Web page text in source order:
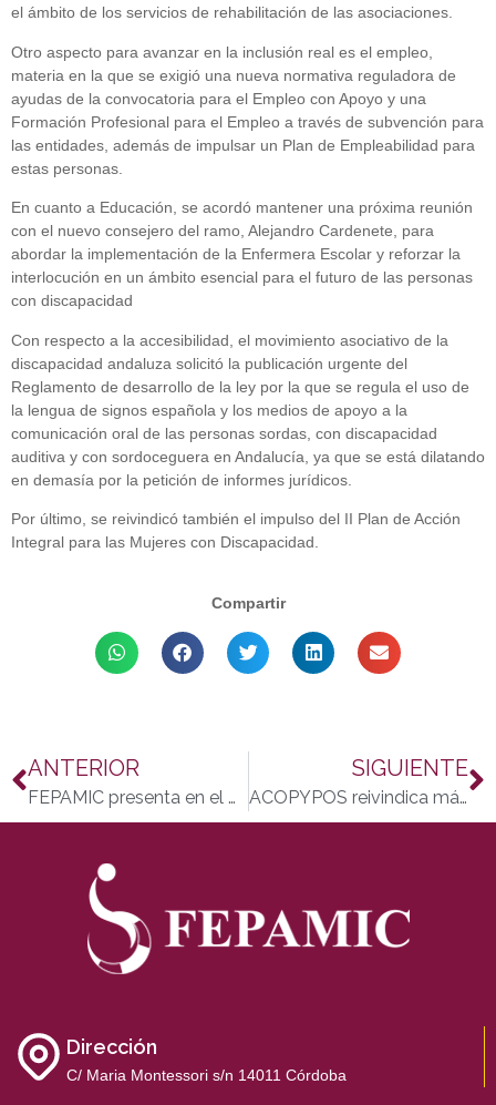
el ámbito de los servicios de rehabilitación de las asociaciones.
Otro aspecto para avanzar en la inclusión real es el empleo,
materia en la que se exigió una nueva normativa reguladora de
ayudas de la convocatoria para el Empleo con Apoyo y una
Formación Profesional para el Empleo a través de subvención para
las entidades, además de impulsar un Plan de Empleabilidad para
estas personas.
En cuanto a Educación, se acordó mantener una próxima reunión
con el nuevo consejero del ramo, Alejandro Cardenete, para
abordar la implementación de la Enfermera Escolar y reforzar la
interlocución en un ámbito esencial para el futuro de las personas
con discapacidad
Con respecto a la accesibilidad, el movimiento asociativo de la
discapacidad andaluza solicitó la publicación urgente del
Reglamento de desarrollo de la ley por la que se regula el uso de
la lengua de signos española y los medios de apoyo a la
comunicación oral de las personas sordas, con discapacidad
auditiva y con sordoceguera en Andalucía, ya que se está dilatando
en demasía por la petición de informes jurídicos.
Por último, se reivindicó también el impulso del II Plan de Acción
Integral para las Mujeres con Discapacidad.
Compartir
ANTERIOR
FEPAMIC presenta en el Congreso de los Diputados cuatro propuestas clave para el sector de la discapacidad
SIGUIENTE
ACOPYPOS reivindica más recursos para investigar el desarrollo de las terapias génicas en las enfermedades neuromusculares
Dirección
C/ Maria Montessori s/n 14011 Córdoba